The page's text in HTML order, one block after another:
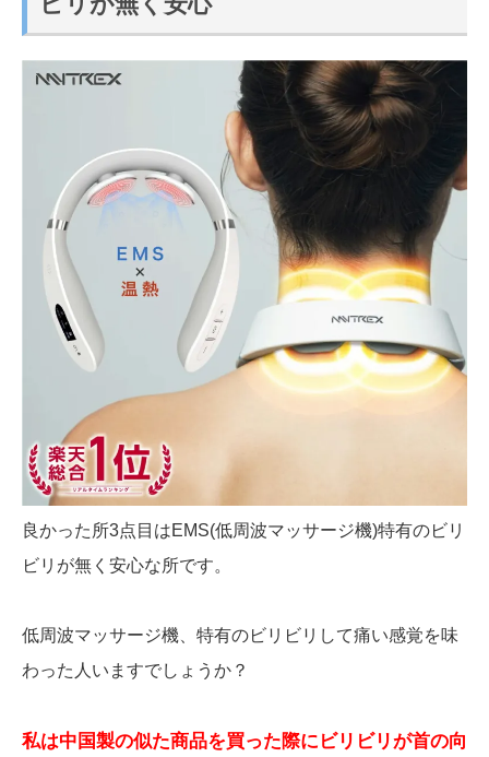
良かった所3点目はEMS(低周波マッサージ機)特有のビリ
ビリが無く安心な所です。
低周波マッサージ機、特有のビリビリして痛い感覚を味
わった人いますでしょうか？
私は中国製の似た商品を買った際にビリビリが首の向